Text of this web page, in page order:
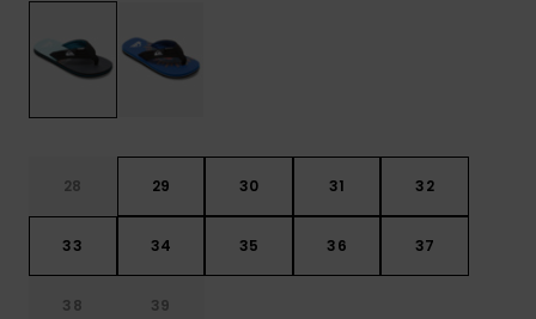
les plus
fréquentes
contact.
Consulter
la FAQ
28 29 30 31 32
33 34 35 36 37
38 39